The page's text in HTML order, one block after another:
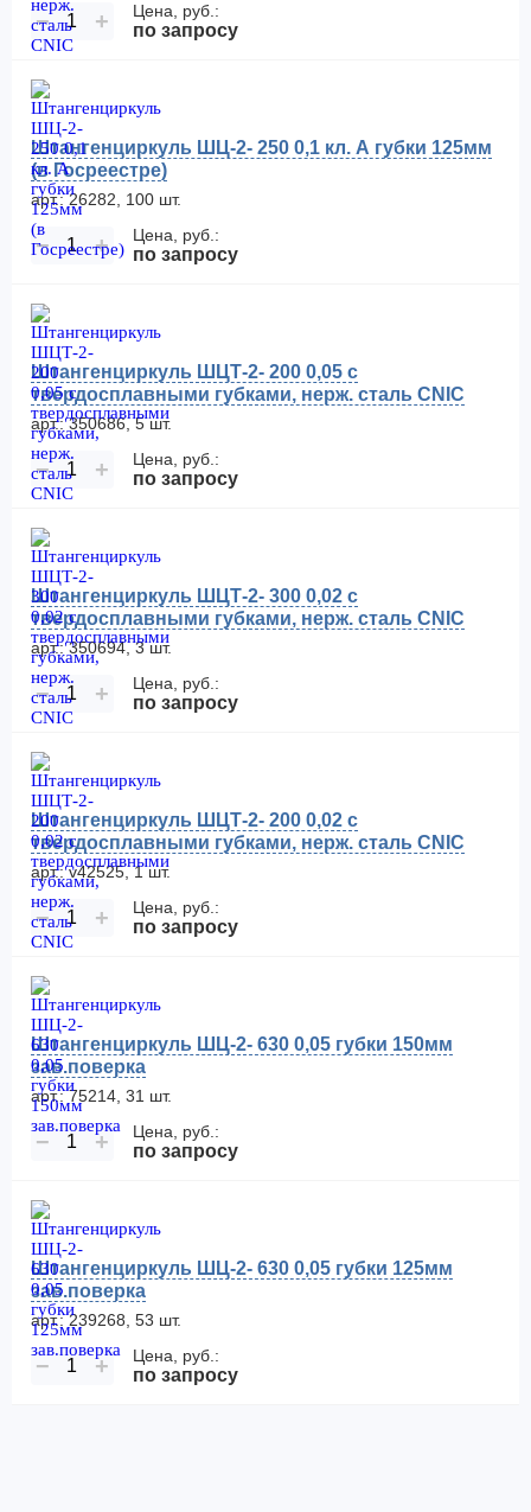
− + Цена, руб.:
по запросу
Штангенциркуль ШЦ-2- 250 0,1 кл. А губки 125мм
(в Госреестре)
арт.: 26282, 100 шт.
− + Цена, руб.:
по запросу
Штангенциркуль ШЦТ-2- 200 0,05 с
твердосплавными губками, нерж. сталь CNIC
арт.: 350686, 5 шт.
− + Цена, руб.:
по запросу
Штангенциркуль ШЦТ-2- 300 0,02 с
твердосплавными губками, нерж. сталь CNIC
арт.: 350694, 3 шт.
− + Цена, руб.:
по запросу
Штангенциркуль ШЦТ-2- 200 0,02 с
твердосплавными губками, нерж. сталь CNIC
арт.: v42525, 1 шт.
− + Цена, руб.:
по запросу
Штангенциркуль ШЦ-2- 630 0,05 губки 150мм
зав.поверка
арт.: 75214, 31 шт.
− + Цена, руб.:
по запросу
Штангенциркуль ШЦ-2- 630 0,05 губки 125мм
зав.поверка
арт.: 239268, 53 шт.
− + Цена, руб.:
по запросу